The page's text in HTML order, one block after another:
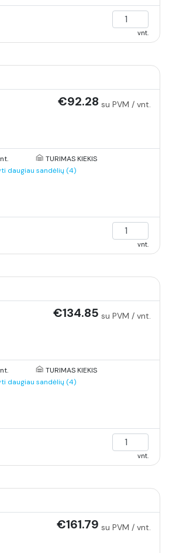
vnt.
€92.28 su PVM / vnt.
TURIMAS KIEKIS
daugiau sandėlių (4)
vnt.
€134.85 su PVM / vnt.
TURIMAS KIEKIS
daugiau sandėlių (4)
vnt.
€161.79 su PVM / vnt.